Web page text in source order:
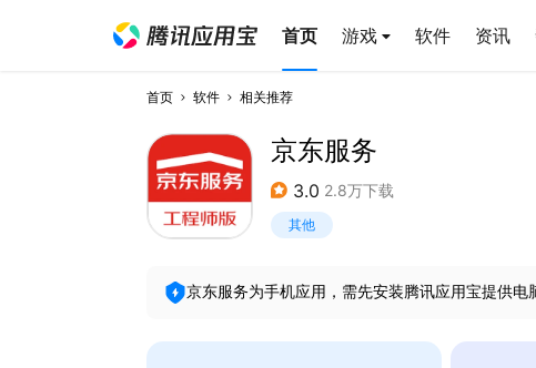
首页 游戏 软件 资讯
首页 软件 相关推荐
京东服务
3.0 2.8万下载
其他
京东服务为手机应用，需先安装腾讯应用宝提供